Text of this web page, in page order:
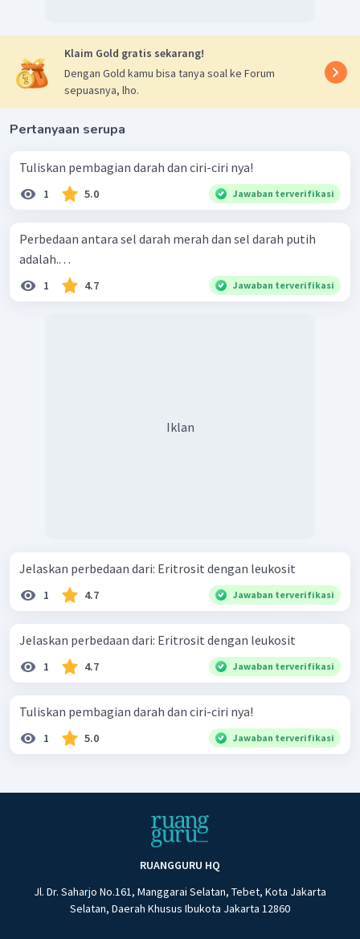
Klaim Gold gratis sekarang!
Dengan Gold kamu bisa tanya soal ke Forum
sepuasnya, lho.
Pertanyaan serupa
Tuliskan pembagian darah dan ciri-ciri nya!
1 5.0 Jawaban terverifikasi
Perbedaan antara sel darah merah dan sel darah putih
adalah.. . .
1 4.7 Jawaban terverifikasi
Iklan
Jelaskan perbedaan dari: Eritrosit dengan leukosit
1 4.7 Jawaban terverifikasi
Jelaskan perbedaan dari: Eritrosit dengan leukosit
1 4.7 Jawaban terverifikasi
Tuliskan pembagian darah dan ciri-ciri nya!
1 5.0 Jawaban terverifikasi
RUANGGURU HQ
Jl. Dr. Saharjo No.161, Manggarai Selatan, Tebet, Kota Jakarta
Selatan, Daerah Khusus Ibukota Jakarta 12860